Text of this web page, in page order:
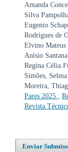
Amanda
Silva
Eugenio
Rodrigues de
Elvino
Anísio
Regina Célia
Simões,
Moreira,
Pares 2025
Revista
Enviar